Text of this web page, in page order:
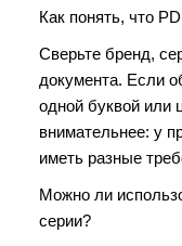
Как понять, что
Сверьте бренд,
документа. Если
одной буквой или
внимательнее: у
иметь разные
Можно ли
серии?